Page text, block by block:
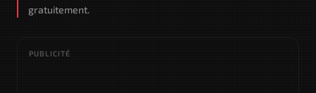
gratuitement.
PUBLICITÉ